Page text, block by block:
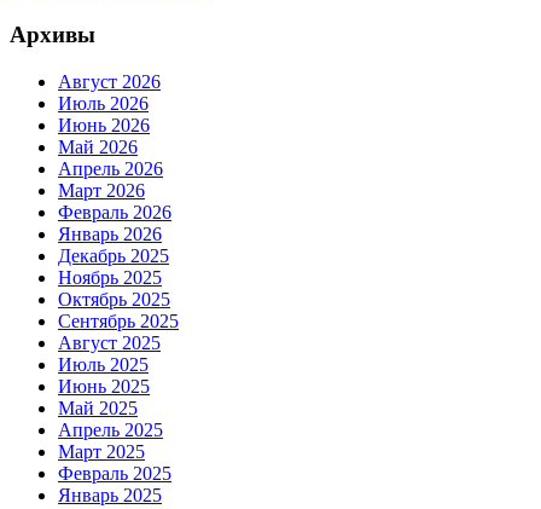
Архивы
Август 2026
Июль 2026
Июнь 2026
Май 2026
Апрель 2026
Март 2026
Февраль 2026
Январь 2026
Декабрь 2025
Ноябрь 2025
Октябрь 2025
Сентябрь 2025
Август 2025
Июль 2025
Июнь 2025
Май 2025
Апрель 2025
Март 2025
Февраль 2025
Январь 2025